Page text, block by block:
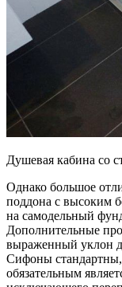
Душевая кабина со
Однако большое
поддона с высоким
на самодельный
Дополнительные
выраженный уклон
Сифоны
обязательным